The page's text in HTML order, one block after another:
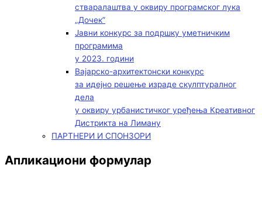
стваралаштва у оквиру програмског лука
„Дочек”
Јавни конкурс за подршку уметничким
програмима
у 2023. години
Вајарско-архитектонски конкурс
за идејно решење израде скулптуралног
дела
у оквиру урбанистичког уређења Креативног
Дистрикта на Лиману
ПАРТНЕРИ И СПОНЗОРИ
Апликациони формулар